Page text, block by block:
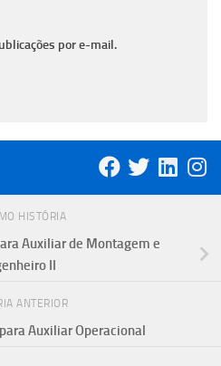
por e-mail.
HISTÓRIA
Auxiliar de Montagem e
II
ANTERIOR
Auxiliar Operacional